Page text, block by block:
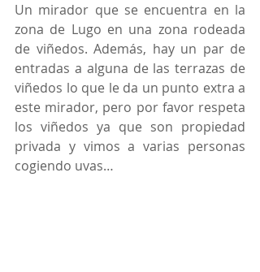
Un mirador que se encuentra en la
zona de Lugo en una zona rodeada
de viñedos. Además, hay un par de
entradas a alguna de las terrazas de
viñedos lo que le da un punto extra a
este mirador, pero por favor respeta
los viñedos ya que son propiedad
privada y vimos a varias personas
cogiendo uvas…